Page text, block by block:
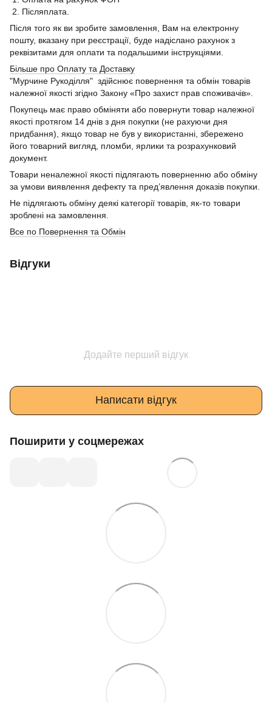
2. Післяплата.
Після того як ви зробите замовлення, Вам на електронну
пошту, вказану при реєстрації, буде надіслано рахунок з
реквізитами для оплати та подальшими інструкціями.
Більше про Оплату та Доставку
"Мурчине Рукоділля" здійснює повернення та обмін товарів
належної якості згідно Закону «Про захист прав споживачів».
Покупець має право обміняти або повернути товар належної
якості протягом 14 днів з дня покупки (не рахуючи дня
придбання), якщо товар не був у використанні, збережено
його товарний вигляд, пломби, ярлики та розрахунковий
документ.
Товари неналежної якості підлягають поверненню або обміну
за умови виявлення дефекту та пред’явлення доказів покупки.
Не підлягають обміну деякі категорії товарів, як-то товари
зроблені на замовлення.
Все по Повернення та Обмін
Відгуки
Додайте перший відгук
Написати відгук
Поширити у соцмережах